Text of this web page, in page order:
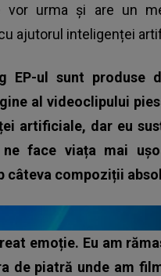
urma și are un
ajutorul inteligenței
EP-ul sunt produse
al videoclipului
artificiale, dar eu
face viața mai
câteva compoziții
emoție. Eu am
de piatră unde am